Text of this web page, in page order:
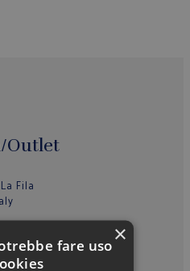
Outlet
Fila
×
fare uso